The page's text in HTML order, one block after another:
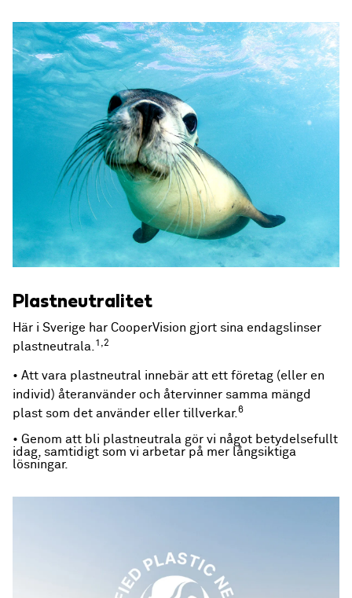
Plastneutralitet
Här i Sverige har CooperVision gjort sina endagslinser
plastneutrala.1,2
• Att vara plastneutral innebär att ett företag (eller en
individ) återanvänder och återvinner samma mängd
plast som det använder eller tillverkar. 6
• Genom att bli plastneutrala gör vi något betydelsefullt
idag, samtidigt som vi arbetar på mer långsiktiga
lösningar.